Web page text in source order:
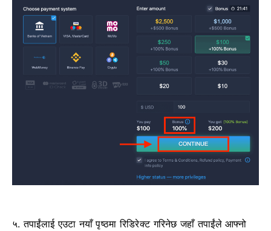
५. तपाईंलाई एउटा नयाँ पृष्ठमा रिडिरेक्ट गरिनेछ जहाँ तपाईंले आफ्नो